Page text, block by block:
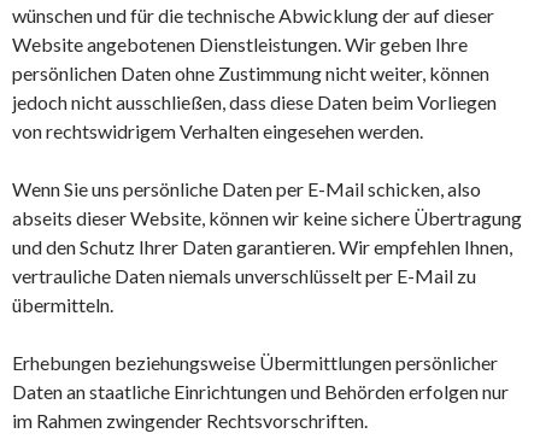
wünschen und für die technische Abwicklung der auf dieser
Website angebotenen Dienstleistungen. Wir geben Ihre
persönlichen Daten ohne Zustimmung nicht weiter, können
jedoch nicht ausschließen, dass diese Daten beim Vorliegen
von rechtswidrigem Verhalten eingesehen werden.
Wenn Sie uns persönliche Daten per E-Mail schicken, also
abseits dieser Website, können wir keine sichere Übertragung
und den Schutz Ihrer Daten garantieren. Wir empfehlen Ihnen,
vertrauliche Daten niemals unverschlüsselt per E-Mail zu
übermitteln.
Erhebungen beziehungsweise Übermittlungen persönlicher
Daten an staatliche Einrichtungen und Behörden erfolgen nur
im Rahmen zwingender Rechtsvorschriften.